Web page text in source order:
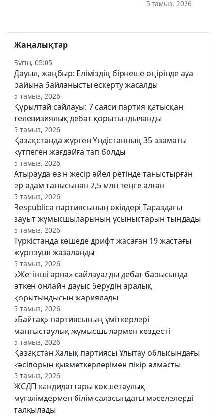
5 тамыз, 2026
Жаңалықтар
Бүгін, 05:05
Дауыл, жаңбыр: Еліміздің бірнеше өңірінде ауа
райына байланысты ескерту жасалды
5 тамыз, 2026
Құрылтай сайлауы: 7 саяси партия қатысқан
телевизиялық дебат қорытындыланды
5 тамыз, 2026
Қазақстанда жүрген Үндістанның 35 азаматы
күтпеген жағдайға тап болды
5 тамыз, 2026
Атырауда өзін жесір әйел ретінде таныстырған
ер адам танысынан 2,5 млн теңге алған
5 тамыз, 2026
Respublica партиясының өкілдері Тараздағы
зауыт жұмысшыларының ұсыныстарын тыңдады
5 тамыз, 2026
Түркістанда көшеде дрифт жасаған 19 жастағы
жүргізуші жазаланды
5 тамыз, 2026
«Жетінші арна» сайлауалды дебат барысында
өткен онлайн дауыс берудің аралық
қорытындысын жариялады
5 тамыз, 2026
«Байтақ» партиясының үміткерлері
маңғыстаулық жұмысшылармен кездесті
5 тамыз, 2026
Қазақстан Халық партиясы Ұлытау облысындағы
кәсіпорын қызметкерлерімен пікір алмасты
5 тамыз, 2026
ЖСДП кандидаттары көкшетаулық
мұғалімдермен білім саласындағы мәселелерді
талқылады